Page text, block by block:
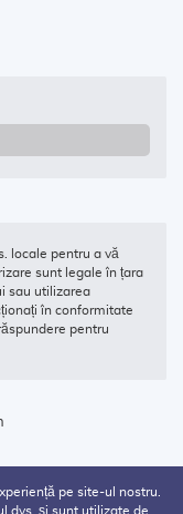
locale pentru a vă
sunt legale în țara
sau utilizarea
în conformitate
pentru
pe site-ul nostru.
dvs. și sunt utilizate de